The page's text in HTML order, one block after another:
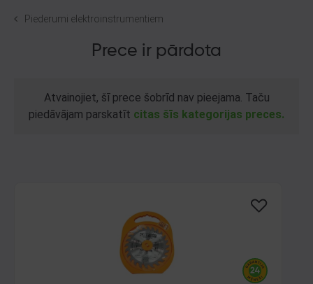
Piederumi elektroinstrumentiem
Prece ir pārdota
Atvainojiet, šī prece šobrīd nav pieejama. Taču
piedāvājam parskatīt citas šīs kategorijas preces.